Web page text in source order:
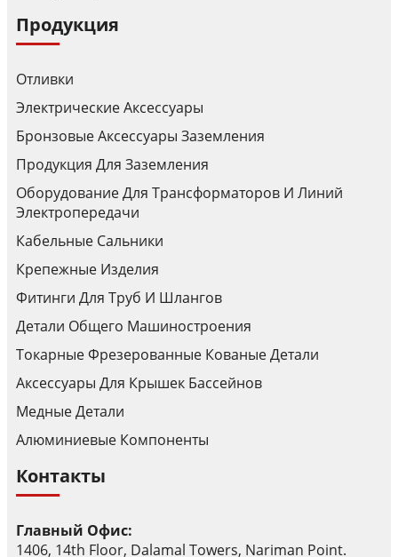
Продукция
Отливки
Электрические Аксессуары
Бронзовые Аксессуары Заземления
Продукция Для Заземления
Оборудование Для Трансформаторов И Линий
Электропередачи
Кабельные Сальники
Крепежные Изделия
Фитинги Для Труб И Шлангов
Детали Общего Машиностроения
Токарные Фрезерованные Кованые Детали
Аксессуары Для Крышек Бассейнов
Медные Детали
Алюминиевые Компоненты
Контакты
Главный Офис:
1406, 14th Floor, Dalamal Towers, Nariman Point.